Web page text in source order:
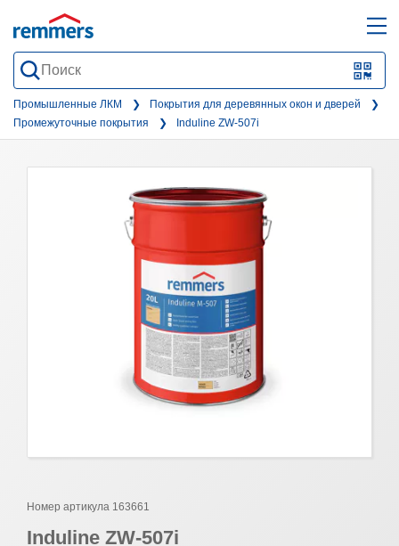
QR-
Code
form
Промышленные ЛКМ
Покрытия для деревянных окон и дверей
Промежуточные покрытия
Induline ZW-507i
Номер артикула 163661
Induline ZW-507i